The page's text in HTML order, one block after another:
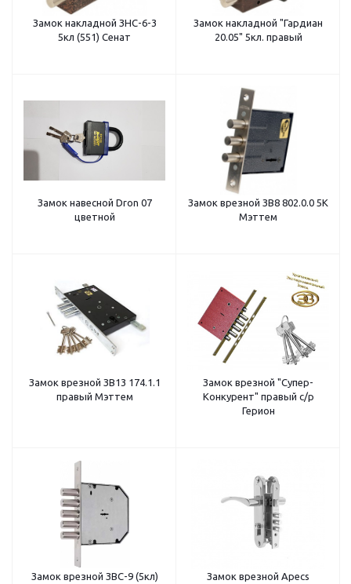
Замок накладной ЗНС-6-3
5кл (551) Сенат
Замок накладной "Гардиан
20.05" 5кл. правый
Замок навесной Dron 07
цветной
Замок врезной ЗВ8 802.0.0 5К
Мэттем
Замок врезной ЗВ13 174.1.1
правый Мэттем
Замок врезной "Супер-
Конкурент" правый с/р
Герион
Замок врезной ЗВС-9 (5кл)
Замок врезной Apecs